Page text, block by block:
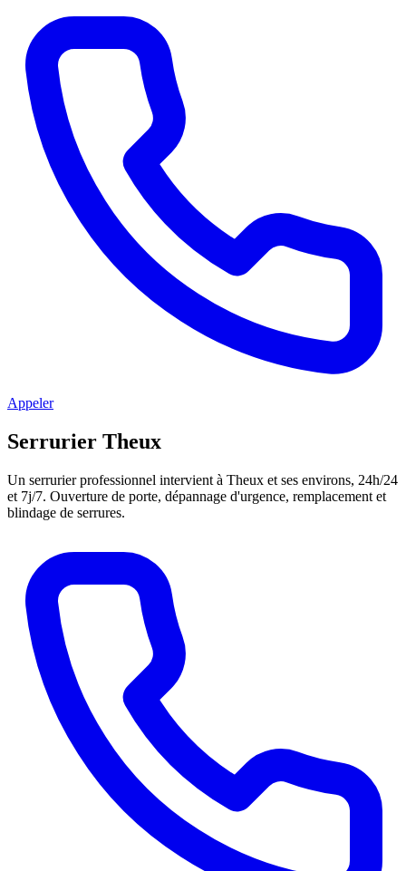
Appeler
Serrurier Theux
Un serrurier professionnel intervient à Theux et ses environs, 24h/24
et 7j/7. Ouverture de porte, dépannage d'urgence, remplacement et
blindage de serrures.